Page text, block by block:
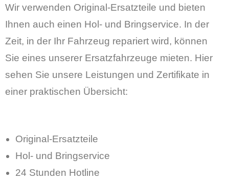
Wir verwenden Original-Ersatzteile und bieten
Ihnen auch einen Hol- und Bringservice. In der
Zeit, in der Ihr Fahrzeug repariert wird, können
Sie eines unserer Ersatzfahrzeuge mieten. Hier
sehen Sie unsere Leistungen und Zertifikate in
einer praktischen Übersicht:
Original-Ersatzteile
Hol- und Bringservice
24 Stunden Hotline